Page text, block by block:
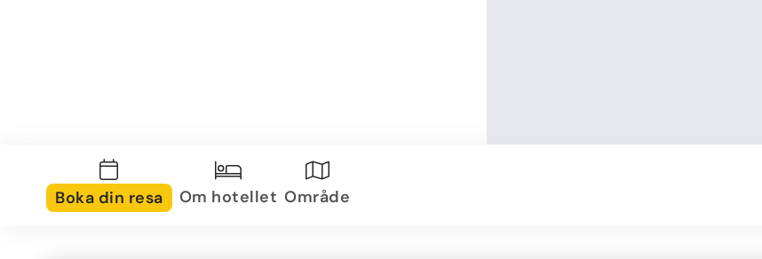
Boka din resa Om hotellet Område